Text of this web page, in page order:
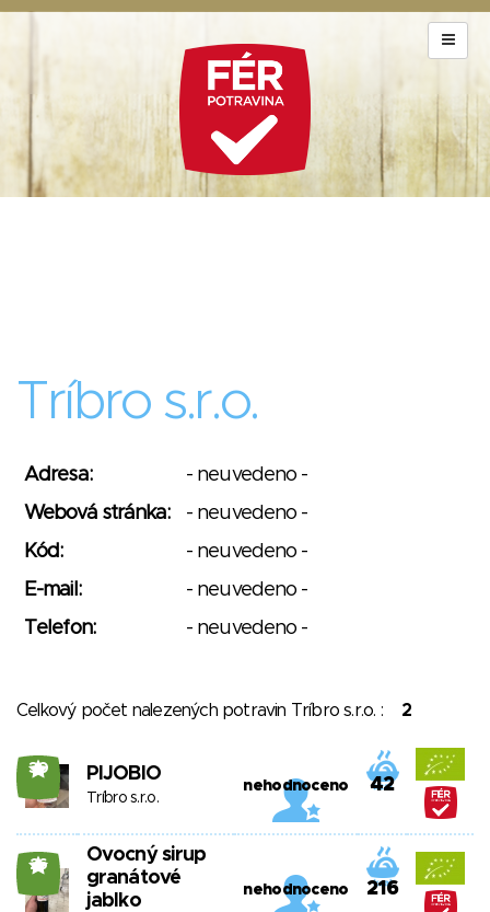
Tríbro s.r.o.
Adresa:
- neuvedeno -
Webová stránka:
- neuvedeno -
Kód:
- neuvedeno -
E-mail:
- neuvedeno -
Telefon:
- neuvedeno -
Celkový počet nalezených potravin Tríbro s.r.o. : 2
30 PIJOBIO
Tríbro s.r.o.
nehodnoceno 42
26
Ovocný sirup
granátové
jablko
nehodnoceno 216